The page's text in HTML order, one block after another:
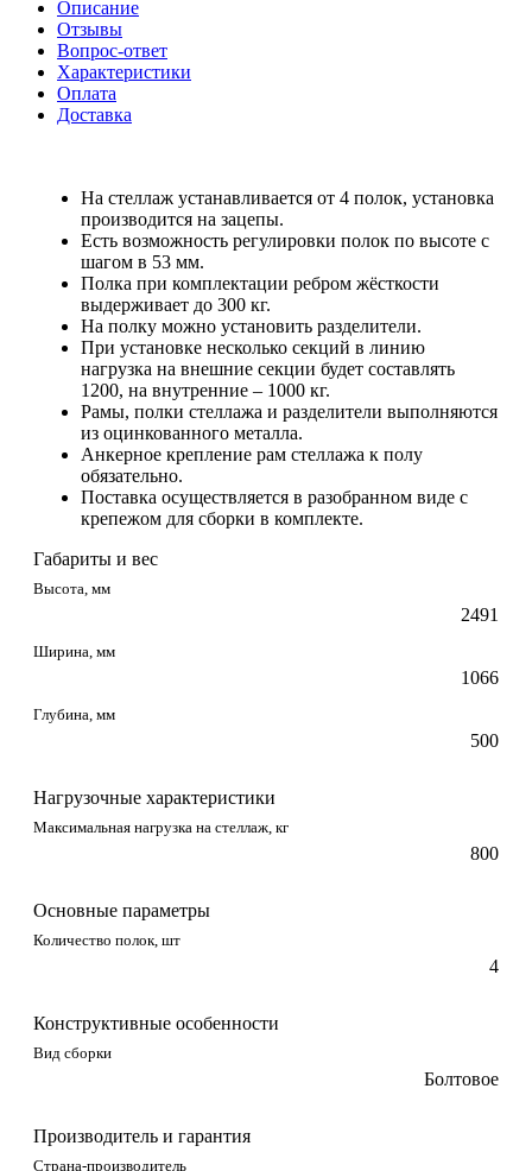
Описание
Отзывы
Вопрос-ответ
Характеристики
Оплата
Доставка
На стеллаж устанавливается от 4 полок, установка
производится на зацепы.
Есть возможность регулировки полок по высоте с
шагом в 53 мм.
Полка при комплектации ребром жёсткости
выдерживает до 300 кг.
На полку можно установить разделители.
При установке несколько секций в линию
нагрузка на внешние секции будет составлять
1200, на внутренние – 1000 кг.
Рамы, полки стеллажа и разделители выполняются
из оцинкованного металла.
Анкерное крепление рам стеллажа к полу
обязательно.
Поставка осуществляется в разобранном виде с
крепежом для сборки в комплекте.
Габариты и вес
Высота, мм
2491
Ширина, мм
1066
Глубина, мм
500
Нагрузочные характеристики
Максимальная нагрузка на стеллаж, кг
800
Основные параметры
Количество полок, шт
4
Конструктивные особенности
Вид сборки
Болтовое
Производитель и гарантия
Страна-производитель